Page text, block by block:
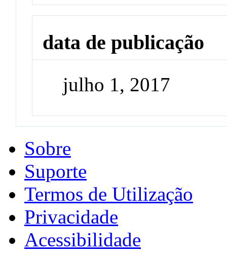
data de publicação
julho 1, 2017
Sobre
Suporte
Termos de Utilização
Privacidade
Acessibilidade